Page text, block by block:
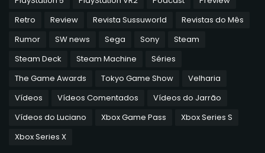
Retro
Review Revista Sussuworld
Revistas do Mês
Rumor
SW news Sega Sony
Steam
Steam Deck
Steam Machine
Séries
The Game Awards
Tokyo Game Show
Velharia
Vídeos
Vídeos Comentados
Vídeos do Jarrão
Vídeos do Luciano
Xbox Game Pass
Xbox Series S
Xbox Series X